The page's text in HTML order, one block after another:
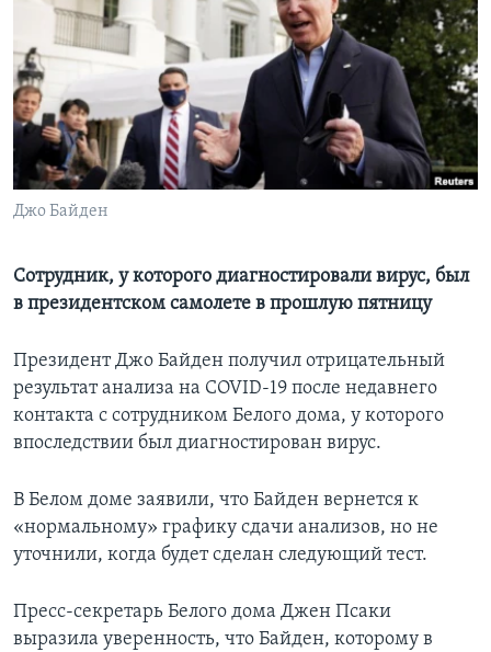
Learning English
СОЦИАЛЬНЫЕ СЕТИ
Языки
Джо Байден
Сотрудник, у которого диагностировали вирус, был
в президентском самолете в прошлую пятницу
Президент Джо Байден получил отрицательный
результат анализа на COVID-19 после недавнего
контакта с сотрудником Белого дома, у которого
впоследствии был диагностирован вирус.
В Белом доме заявили, что Байден вернется к
«нормальному» графику сдачи анализов, но не
уточнили, когда будет сделан следующий тест.
Пресс-секретарь Белого дома Джен Псаки
выразила уверенность, что Байден, которому в